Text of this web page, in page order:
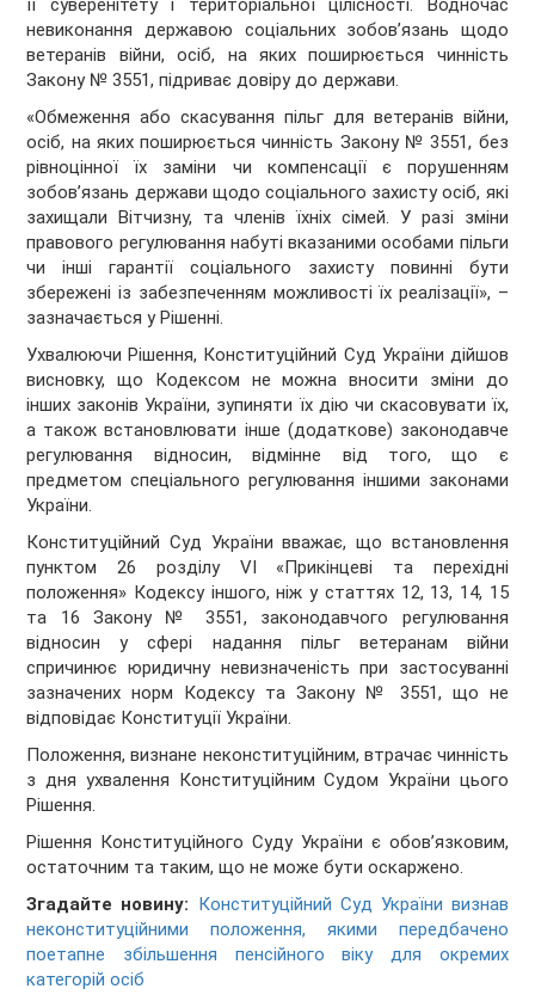
її суверенітету і територіальної цілісності. Водночас
невиконання державою соціальних зобов’язань щодо
ветеранів війни, осіб, на яких поширюється чинність
Закону № 3551, підриває довіру до держави.
«Обмеження або скасування пільг для ветеранів війни,
осіб, на яких поширюється чинність Закону № 3551, без
рівноцінної їх заміни чи компенсації є порушенням
зобов’язань держави щодо соціального захисту осіб, які
захищали Вітчизну, та членів їхніх сімей. У разі зміни
правового регулювання набуті вказаними особами пільги
чи інші гарантії соціального захисту повинні бути
збережені із забезпеченням можливості їх реалізації», –
зазначається у Рішенні.
Ухвалюючи Рішення, Конституційний Суд України дійшов
висновку, що Кодексом не можна вносити зміни до
інших законів України, зупиняти їх дію чи скасовувати їх,
а також встановлювати інше (додаткове) законодавче
регулювання відносин, відмінне від того, що є
предметом спеціального регулювання іншими законами
України.
Конституційний Суд України вважає, що встановлення
пунктом 26 розділу VI «Прикінцеві та перехідні
положення» Кодексу іншого, ніж у статтях 12, 13, 14, 15
та 16 Закону № 3551, законодавчого регулювання
відносин у сфері надання пільг ветеранам війни
спричинює юридичну невизначеність при застосуванні
зазначених норм Кодексу та Закону № 3551, що не
відповідає Конституції України.
Положення, визнане неконституційним, втрачає чинність
з дня ухвалення Конституційним Судом України цього
Рішення.
Рішення Конституційного Суду України є обов’язковим,
остаточним та таким, що не може бути оскаржено.
Згадайте новину: Конституційний Суд України визнав
неконституційними положення, якими передбачено
поетапне збільшення пенсійного віку для окремих
категорій осіб